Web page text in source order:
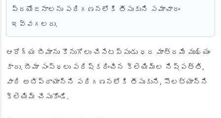
ప్రయోజనాలను పరిగణనలోకి తీసుకుని సమాచారం
ఇవ్వగలరు.
ఆరోగ్య బీమాను కొనుగోలు చేసేటప్పుడు ధర మాత్రమే ముఖ్యం
కాదు. బీమా సంస్థలు పరిష్కరించిన క్లెయిమ్‌ల నిష్పత్తి,
వారి అభిప్రాయాన్ని పరిగణనలోకి తీసుకుని, సౌలభ్యాన్ని
క్లెయిమ్ చేసుకోండి.